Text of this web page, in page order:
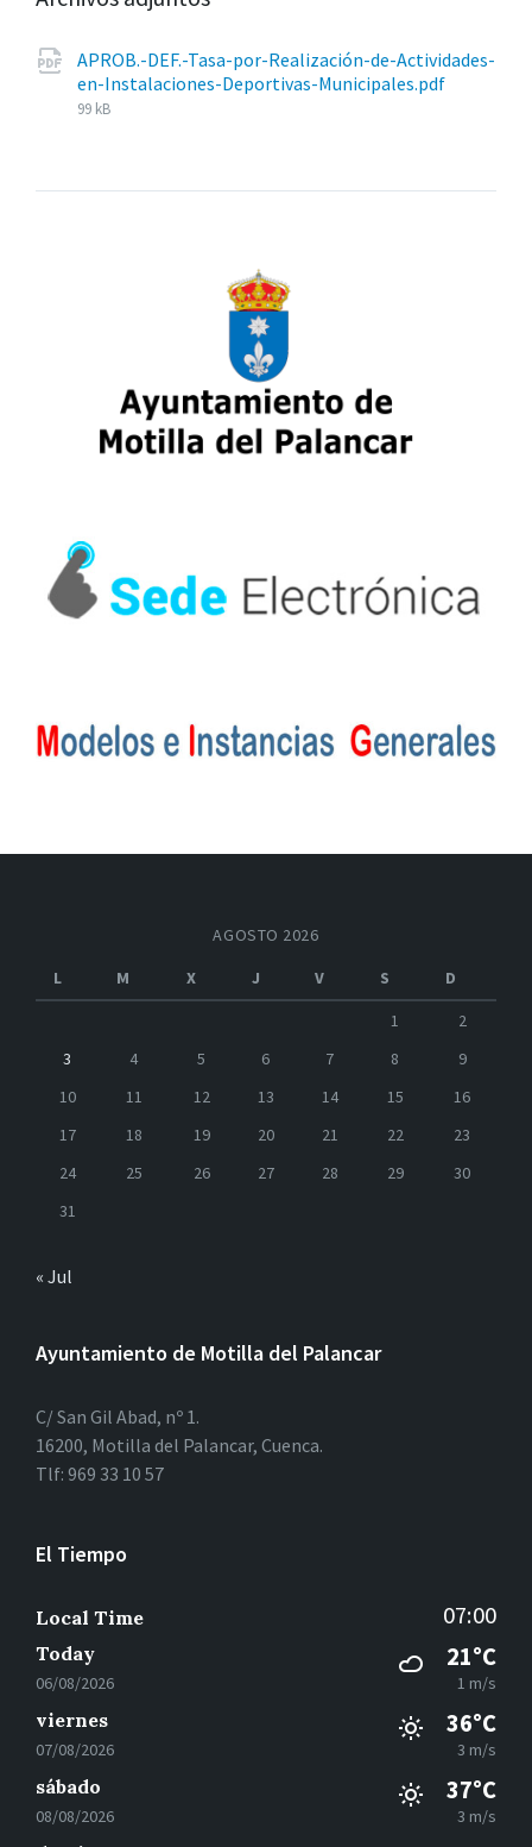
APROB.-DEF.-Tasa-por-Realización-de-Actividades-
en-Instalaciones-Deportivas-Municipales.pdf
99 kB
AGOSTO 2026
L
M X J V S
D
1
2
3
4 5 6 7 8
9
10
11 12 13 14 15
16
17
18 19 20 21 22
23
24
25 26 27 28 29
30
31
« Jul
Ayuntamiento de Motilla del Palancar
C/ San Gil Abad, nº 1.
16200, Motilla del Palancar, Cuenca.
Tlf: 969 33 10 57
El Tiempo
Local Time 07:00
Today
06/08/2026
21°C
1 m/s
viernes
07/08/2026
36°C
3 m/s
sábado
08/08/2026
37°C
3 m/s